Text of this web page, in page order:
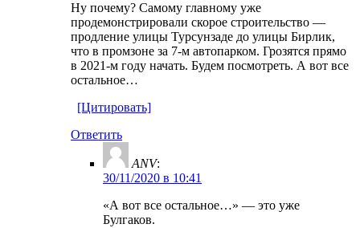
Ну почему? Самому главному уже
продемонстрировали скорое строительство —
продление улицы Турсунзаде до улицы Бирлик,
что в промзоне за 7-м автопарком. Грозятся прямо
в 2021-м году начать. Будем посмотреть. А вот все
остальное…
[Цитировать]
Ответить
ANV:
30/11/2020 в 10:41
«А вот все остальное…» — это уже
Булгаков.